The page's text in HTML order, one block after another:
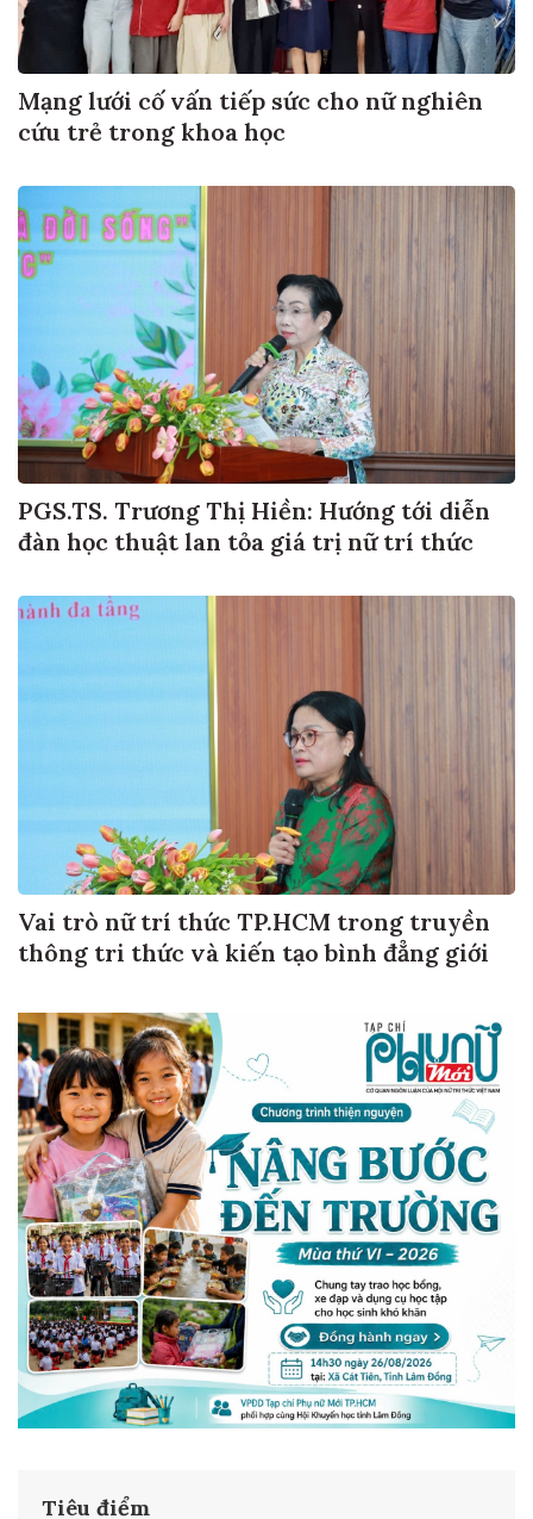
Mạng lưới cố vấn tiếp sức cho nữ nghiên
cứu trẻ trong khoa học
PGS.TS. Trương Thị Hiền: Hướng tới diễn
đàn học thuật lan tỏa giá trị nữ trí thức
Vai trò nữ trí thức TP.HCM trong truyền
thông tri thức và kiến tạo bình đẳng giới
Tiêu điểm